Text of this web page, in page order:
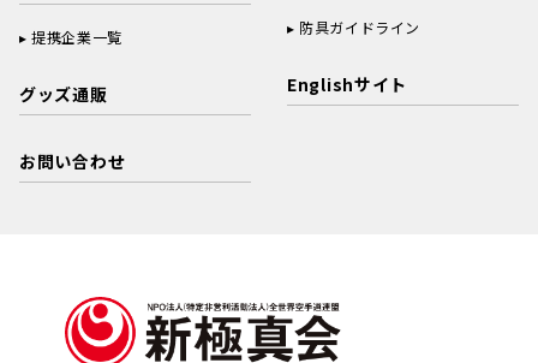
提携企業一覧
グッズ通販
お問い合わせ
防具ガイドライン
Englishサイト